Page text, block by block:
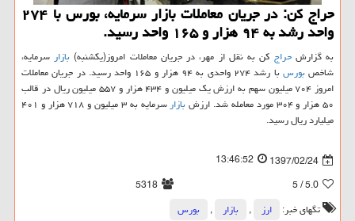
حراج كن: در جریان معاملات بازار سرمایه، بورس با ۲۷۴
واحد رشد به ۹۴ هزار و ۱۶۵ واحد رسید.
به گزارشحراج كن به نقل از مهر، در جریان معاملات امروز(یكشنبه) بازارسرمایه،
شاخصبورس
با رشد ۲۷۴ واحدی به ۹۴ هزار و ۱۶۵ واحد رسید. در جریان معاملات
امروز ۷۰۴ میلیون سهم به ارزش یك میلیون و ۴۳۴ هزار و ۵۵۷ میلیون ریال در قالب
۵۰ هزار و ۳۰۴ مورد معامله شد. ارزش
بازار
سرمایه به ۳ میلیون و ۷۱۸ هزار و ۴۰۱
میلیارد ریال رسید.
1397/02/24
13:46:52
5.0
/ 5
5318
تگهای خبر:
ارز , بازار ,
بورس